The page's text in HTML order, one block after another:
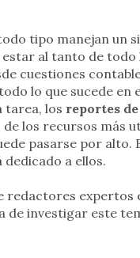
tipo manejan un
al tanto de todo
cuestiones
lo que sucede en
tarea, los reportes
de los recursos más
pasarse por alto.
a ellos.
redactores expertos
de investigar este